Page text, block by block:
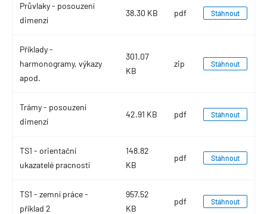
Průvlaky - posouzení
dimenzí
38.30 KB pdf Stáhnout
Příklady -
harmonogramy, výkazy
apod.
301.07
KB
zip Stáhnout
Trámy - posouzení
dimenzí
42.91 KB pdf Stáhnout
TS1 - orientační
ukazatelé pracností
148.82
KB
pdf Stáhnout
TS1 - zemní práce -
příklad 2
957.52
KB
pdf Stáhnout